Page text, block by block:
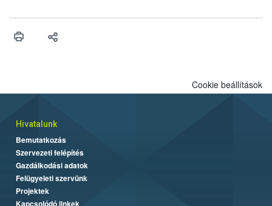
vonni az ebek viselkedésének megítélésében jártas szakértőt.
Cookie beállítások
Hivatalunk
Bemutatkozás
Szervezeti felépítés
Gazdálkodási adatok
Felügyeleti szervünk
Projektek
Kapcsolódó linkek